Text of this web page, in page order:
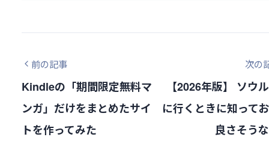
前の記事
Kindleの「期間限定無料マ
ンガ」だけをまとめたサイ
トを作ってみた
次の
【2026年版】 ソウ
に行くときに知って
良さそう